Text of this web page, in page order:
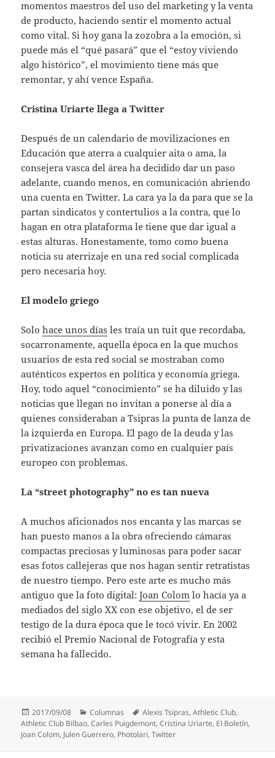
momentos maestros del uso del marketing y la venta
de producto, haciendo sentir el momento actual
como vital. Si hoy gana la zozobra a la emoción, si
puede más el “qué pasará” que el “estoy viviendo
algo histórico”, el movimiento tiene más que
remontar, y ahí vence España.
Cristina Uriarte llega a Twitter
Después de un calendario de movilizaciones en
Educación que aterra a cualquier aita o ama, la
consejera vasca del área ha decidido dar un paso
adelante, cuando menos, en comunicación abriendo
una cuenta en Twitter. La cara ya la da para que se la
partan sindicatos y contertulios a la contra, que lo
hagan en otra plataforma le tiene que dar igual a
estas alturas. Honestamente, tomo como buena
noticia su aterrizaje en una red social complicada
pero necesaria hoy.
El modelo griego
Solohace unos días les traía un tuit que recordaba,
socarronamente, aquella época en la que muchos
usuarios de esta red social se mostraban como
auténticos expertos en política y economía griega.
Hoy, todo aquel “conocimiento” se ha diluido y las
noticias que llegan no invitan a ponerse al día a
quienes consideraban a Tsipras la punta de lanza de
la izquierda en Europa. El pago de la deuda y las
privatizaciones avanzan como en cualquier país
europeo con problemas.
La “street photography” no es tan nueva
A muchos aficionados nos encanta y las marcas se
han puesto manos a la obra ofreciendo cámaras
compactas preciosas y luminosas para poder sacar
esas fotos callejeras que nos hagan sentir retratistas
de nuestro tiempo. Pero este arte es mucho más
antiguo que la foto digital:Joan Colom lo hacía ya a
mediados del siglo XX con ese objetivo, el de ser
testigo de la dura época que le tocó vivir. En 2002
recibió el Premio Nacional de Fotografía y esta
semana ha fallecido.
Publicado
el
2017/09/08 Categorías
Columnas Etiquetas
Alexis Tsipras,Athletic Club,
Athletic Club Bilbao,Carles Puigdemont,Cristina Uriarte, El Boletín,
Joan Colom, Julen Guerrero, Photolari,Twitter